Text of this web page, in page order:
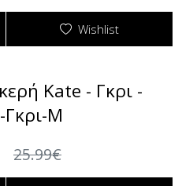
Wishlist
Kate - Γκρι -
M
25.99€